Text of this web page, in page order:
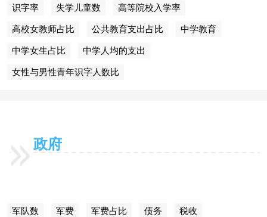
识字率 失学儿童数 高等院校入学率
高校女教师占比 公共教育支出占比 中学教育
中学女生占比 中学人均的支出
女性与男性青年识字人数比
政府
军队数 军费 军费占比 债务 税收